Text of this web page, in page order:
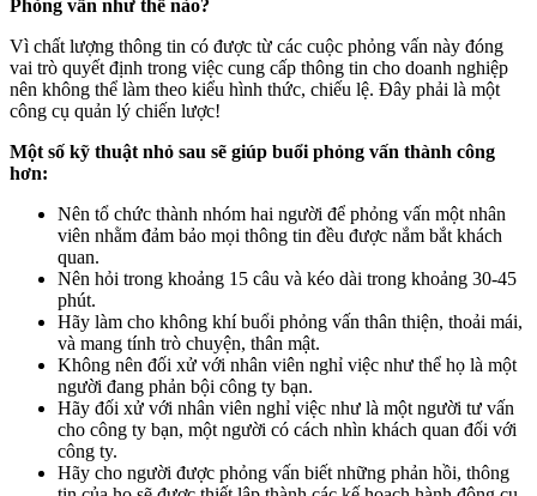
Phỏng vấn như thế nào?
Vì chất lượng thông tin có được từ các cuộc phỏng vấn này đóng
vai trò quyết định trong việc cung cấp thông tin cho doanh nghiệp
nên không thể làm theo kiểu hình thức, chiếu lệ. Đây phải là một
công cụ quản lý chiến lược!
Một số kỹ thuật nhỏ sau sẽ giúp buổi phỏng vấn thành công
hơn:
Nên tổ chức thành nhóm hai người để phỏng vấn một nhân
viên nhằm đảm bảo mọi thông tin đều được nắm bắt khách
quan.
Nên hỏi trong khoảng 15 câu và kéo dài trong khoảng 30-45
phút.
Hãy làm cho không khí buổi phỏng vấn thân thiện, thoải mái,
và mang tính trò chuyện, thân mật.
Không nên đối xử với nhân viên nghỉ việc như thể họ là một
người đang phản bội công ty bạn.
Hãy đối xử với nhân viên nghỉ việc như là một người tư vấn
cho công ty bạn, một người có cách nhìn khách quan đối với
công ty.
Hãy cho người được phỏng vấn biết những phản hồi, thông